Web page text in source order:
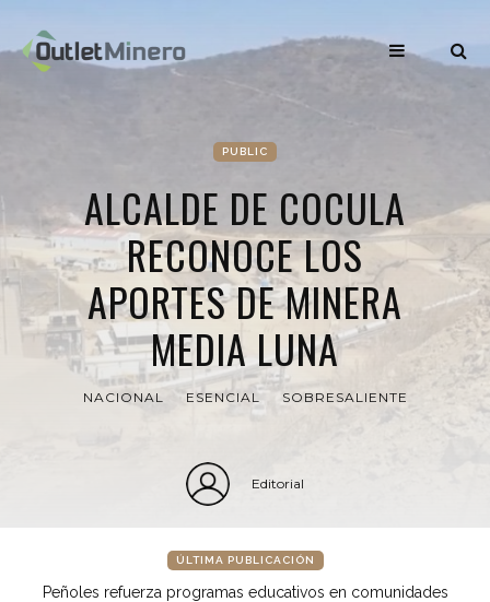
PUBLIC
ALCALDE DE COCULA
RECONOCE LOS
APORTES DE MINERA
MEDIA LUNA
NACIONAL ESENCIAL SOBRESALIENTE
Editorial
ÚLTIMA PUBLICACIÓN
Peñoles refuerza programas educativos en comunidades